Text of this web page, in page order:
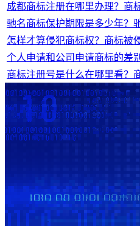
成都商标注册在哪里办理？商
驰名商标保护期限是多少年？
怎样才算侵犯商标权？商标被
个人申请和公司申请商标的差
商标注册号是什么在哪里看？